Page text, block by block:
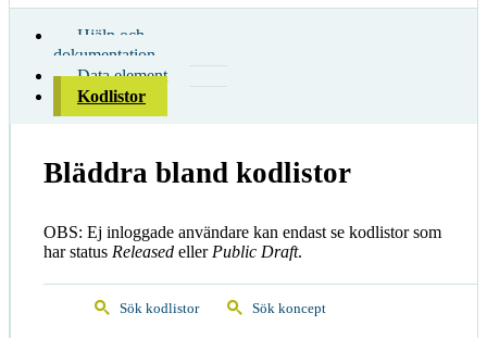
Hjälp och
dokumentation
Data element
Kodlistor
Bläddra bland kodlistor
OBS: Ej inloggade användare kan endast se kodlistor som
har status Released eller Public Draft.
Sök kodlistor Sök koncept